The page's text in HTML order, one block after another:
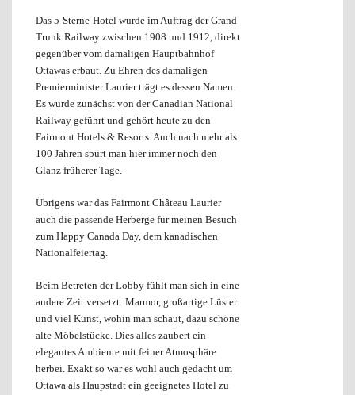
Das 5-Sterne-Hotel wurde im Auftrag der Grand
Trunk Railway zwischen 1908 und 1912, direkt
gegenüber vom damaligen Hauptbahnhof
Ottawas erbaut. Zu Ehren des damaligen
Premierminister Laurier trägt es dessen Namen.
Es wurde zunächst von der Canadian National
Railway geführt und gehört heute zu den
Fairmont Hotels & Resorts. Auch nach mehr als
100 Jahren spürt man hier immer noch den
Glanz früherer Tage.
Übrigens war das Fairmont Château Laurier
auch die passende Herberge für meinen Besuch
zum Happy Canada Day, dem kanadischen
Nationalfeiertag.
Beim Betreten der Lobby fühlt man sich in eine
andere Zeit versetzt: Marmor, großartige Lüster
und viel Kunst, wohin man schaut, dazu schöne
alte Möbelstücke. Dies alles zaubert ein
elegantes Ambiente mit feiner Atmosphäre
herbei. Exakt so war es wohl auch gedacht um
Ottawa als Haupstadt ein geeignetes Hotel zu